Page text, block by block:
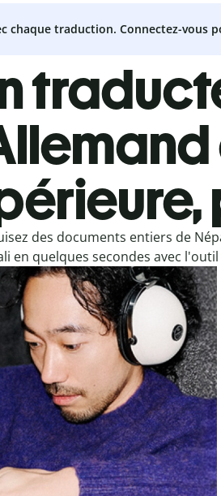
chaque traduction. Connectez-
des documents entiers de
en quelques secondes avec